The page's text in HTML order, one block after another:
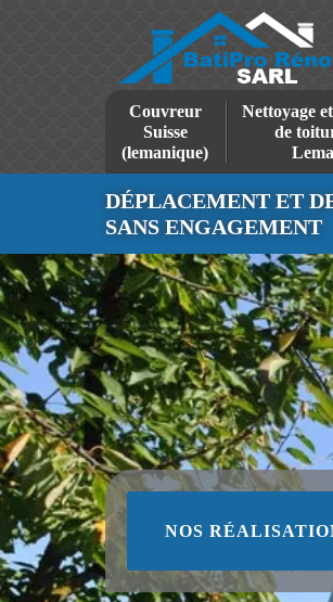
Couvreur
Suisse
(lemanique)
Nettoyage
de
DÉPLACEMENT ET
SANS ENGAGEMENT
NOS